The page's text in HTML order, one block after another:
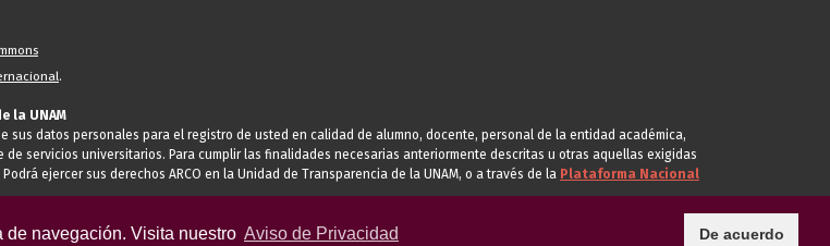
de navegación. Visita nuestro Aviso de Privacidad De acuerdo
.
la UNAM
sus datos personales para el registro de usted en calidad de alumno, docente, personal de la entidad académica,
servicios universitarios. Para cumplir las finalidades necesarias anteriormente descritas u otras aquellas exigidas
ejercer sus derechos ARCO en la Unidad de Transparencia de la UNAM, o a través de la Plataforma Nacional